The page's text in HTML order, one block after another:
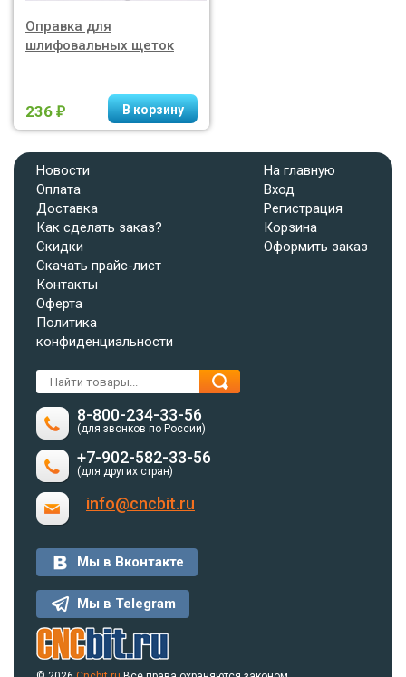
Оправка для
шлифовальных щеток
236 ₽
Новости
Оплата
Доставка
Как сделать заказ?
Скидки
Скачать прайс-лист
Контакты
Оферта
Политика
конфиденциальности
На главную
Вход
Регистрация
Корзина
Оформить заказ
8-800-234-33-56
(для звонков по России)
+7-902-582-33-56
(для других стран)
info@cncbit.ru
Мы в Вконтакте
Мы в Telegram